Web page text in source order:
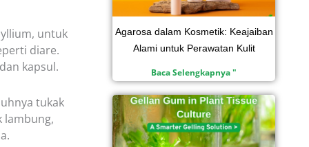
untuk
diare.
kapsul.
tukak
lambung,
Agarosa dalam Kosmetik: Keajaiban
Alami untuk Perawatan Kulit
Baca Selengkapnya "